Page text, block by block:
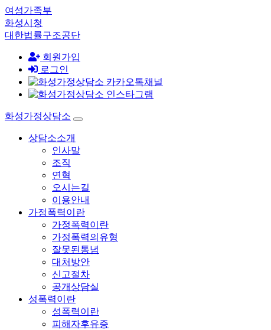
여성가족부
화성시청
대한법률구조공단
회원가입
로그인
화성가정상담소
상담소소개
인사말
조직
연혁
오시는길
이용안내
가정폭력이란
가정폭력이란
가정폭력의유형
잘못된통념
대처방안
신고절차
공개상담실
성폭력이란
성폭력이란
피해자후유증